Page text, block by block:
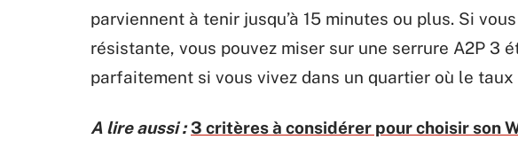
parviennent à tenir jusqu’à 15 minutes ou plus. Si
résistante, vous pouvez miser sur une serrure A2P 3
parfaitement si vous vivez dans un quartier où le
A lire aussi : 3 critères à considérer pour choisir son